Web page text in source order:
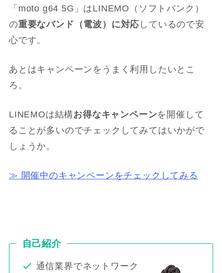
「moto g64 5G」はLINEMO（ソフトバンク）
の重要なバンド（電波）に対応 しているので安
心です。
あとはキャンペーンをうまく利用したいとこ
ろ。
LINEMOは結構お得なキャンペーンを開催して
ることが多いのでチェックしてみてはいかがで
しょうか。
≫ 開催中のキャンペーンをチェックしてみる
自己紹介
通信業界でネットワーク